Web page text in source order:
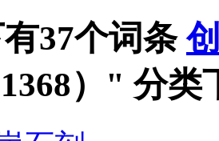
37个词条
1368）" 分